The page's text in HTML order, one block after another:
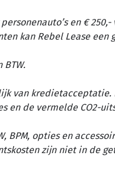
en €
kan Rebel Lease
van
en de vermelde CO2-
BPM, opties en
zijn niet in de